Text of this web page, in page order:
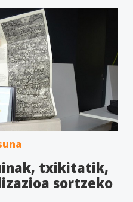
txikitatik,
sortzeko